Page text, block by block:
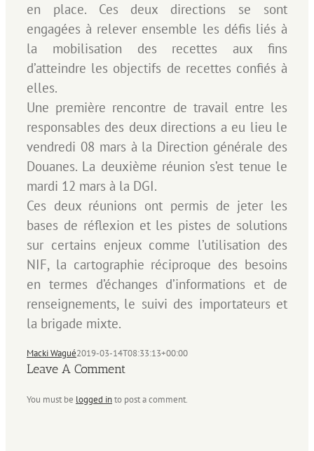
en place. Ces deux directions se sont
engagées à relever ensemble les défis liés à
la mobilisation des recettes aux fins
d’atteindre les objectifs de recettes confiés à
elles.
Une première rencontre de travail entre les
responsables des deux directions a eu lieu le
vendredi 08 mars à la Direction générale des
Douanes. La deuxième réunion s’est tenue le
mardi 12 mars à la DGI.
Ces deux réunions ont permis de jeter les
bases de réflexion et les pistes de solutions
sur certains enjeux comme l’utilisation des
NIF, la cartographie réciproque des besoins
en termes d’échanges d’informations et de
renseignements, le suivi des importateurs et
la brigade mixte.
Macki Wagué2019-03-14T08:33:13+00:00
Leave A Comment
You must be logged into post a comment.